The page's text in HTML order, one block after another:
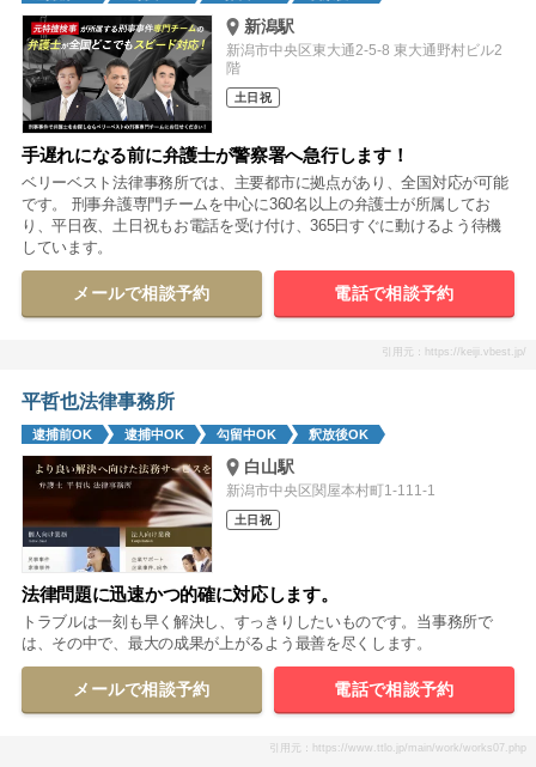
新潟駅
新潟市中央区東大通2-5-8 東大通野村ビル2
階
土日祝
手遅れになる前に弁護士が警察署へ急行します！
ベリーベスト法律事務所では、主要都市に拠点があり、全国対応が可能
です。 刑事弁護専門チームを中心に360名以上の弁護士が所属してお
り、平日夜、土日祝もお電話を受け付け、365日すぐに動けるよう待機
しています。
メールで相談予約 電話で相談予約
引用元：https://keiji.vbest.jp/
平哲也法律事務所
逮捕前OK 逮捕中OK 勾留中OK 釈放後OK
白山駅
新潟市中央区関屋本村町1-111-1
土日祝
法律問題に迅速かつ的確に対応します。
トラブルは一刻も早く解決し、すっきりしたいものです。当事務所で
は、その中で、最大の成果が上がるよう最善を尽くします。
メールで相談予約 電話で相談予約
引用元：https://www.ttlo.jp/main/work/works07.php